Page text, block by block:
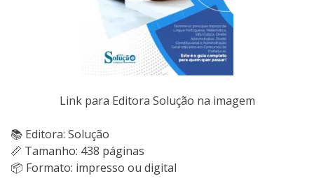
Link para Editora Solução na imagem
📚 Editora: Solução
📏 Tamanho: 438 páginas
📦 Formato: impresso ou digital